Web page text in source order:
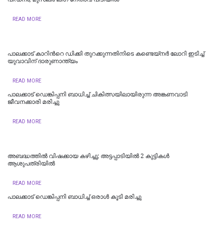
READ MORE
പാ​ല​ക്കാ​ട് കാറിന്‍റെ ഡിക്കി തുറക്കുന്നതിനിടെ കണ്ടെയ്നർ ലോറി ഇടിച്ച്
യുവാവിന് ദാരുണാന്ത്യം
READ MORE
പാലക്കാട് ഡെങ്കിപ്പനി ബാധിച്ച് ചികിത്സയിലായിരുന്ന അങ്കണവാടി
ജീവനക്കാരി മരിച്ചു
READ MORE
അബദ്ധത്തില്‍ വിഷക്കായ കഴിച്ചു; അട്ടപ്പാടിയില്‍ 2 കുട്ടികള്‍
ആശുപത്രിയില്‍
READ MORE
പാലക്കാട് ഡെങ്കിപ്പനി ബാധിച്ച് ഒരാൾ കൂടി മരിച്ചു
READ MORE